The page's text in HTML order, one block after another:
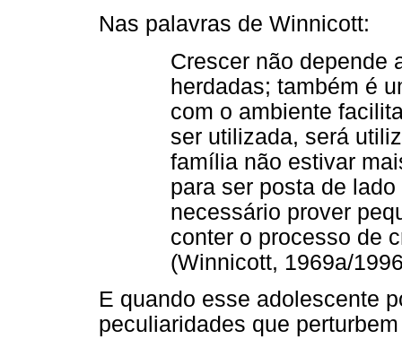
Nas palavras de Winnicott:
Crescer não depende
herdadas; também é
com o ambiente
ser utilizada, será
família não estivar
para ser posta de
necessário prover
conter o processo de
(Winnicott, 1969a/
E quando esse adolescente
peculiaridades que